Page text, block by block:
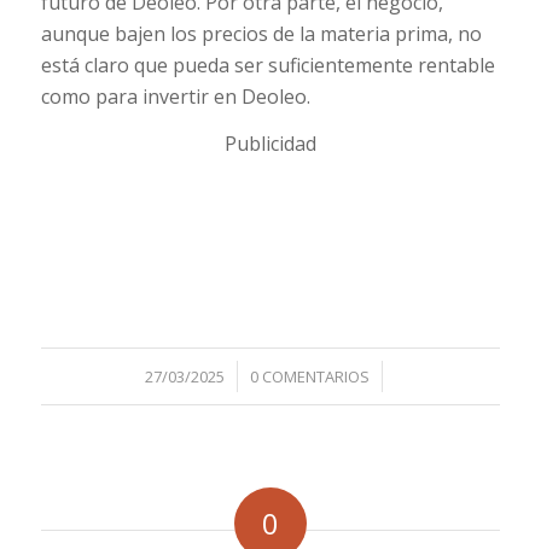
aunque bajen los precios de la materia prima, no
está claro que pueda ser suficientemente rentable
como para invertir en Deoleo.
Publicidad
27/03/2025
/ 0 COMENTARIOS
/
0